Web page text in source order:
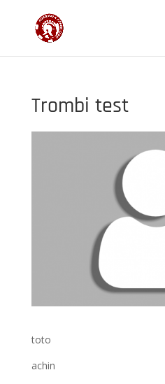
Trombi test
toto
achin